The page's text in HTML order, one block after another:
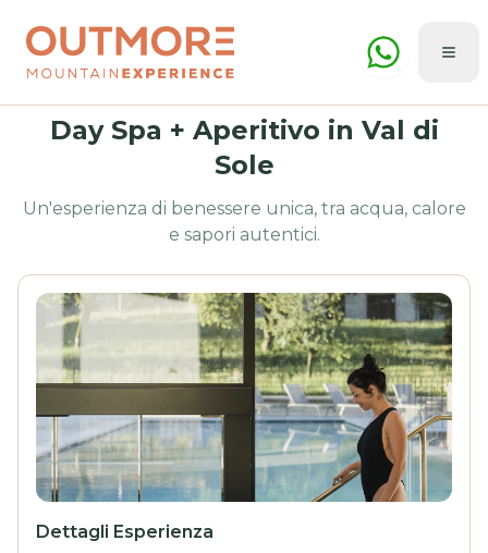
Estate Inverno
🇮🇹 ITA
Day Spa + Aperitivo in Val di
Sole
Un'esperienza di benessere unica, tra acqua, calore
e sapori autentici.
Dettagli Esperienza